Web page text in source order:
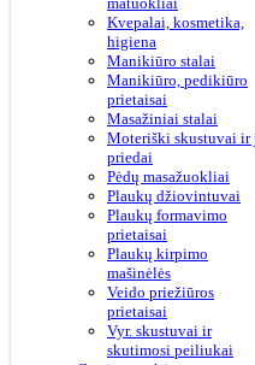
Kvepalai, kosmetika,
higiena
Manikiūro stalai
Manikiūro, pedikiūro
prietaisai
Masažiniai stalai
Moteriški skustuvai ir
priedai
Pėdų masažuokliai
Plaukų džiovintuvai
Plaukų formavimo
prietaisai
Plaukų kirpimo
mašinėlės
Veido priežiūros
prietaisai
Vyr. skustuvai ir
skutimosi peiliukai